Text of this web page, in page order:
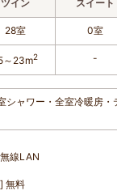
ツイン スイート
28室 0室
～23m2 -
シャワー・全室冷暖房・
線LAN
無料